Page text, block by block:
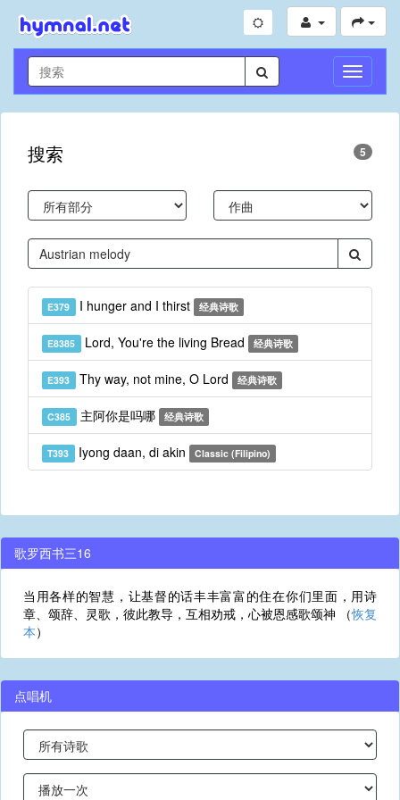
切
换
导
搜索 5
E379 I hunger and I thirst 经典诗歌
E8385 Lord, You're the living Bread 经典诗歌
E393 Thy way, not mine, O Lord 经典诗歌
C385 主阿你是吗哪 经典诗歌
T393 Iyong daan, di akin Classic (Filipino)
歌罗西书三16
当用各样的智慧，让基督的话丰丰富富的住在你们里面，用诗
章、颂辞、灵歌，彼此教导，互相劝戒，心被恩感歌颂神 （恢复
本）
点唱机